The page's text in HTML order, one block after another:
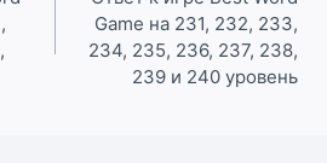
Game на 231, 232, 233,
234, 235, 236, 237, 238,
239 и 240 уровень